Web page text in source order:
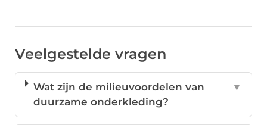
Veelgestelde vragen
Wat zijn de milieuvoordelen van
duurzame onderkleding?
▼